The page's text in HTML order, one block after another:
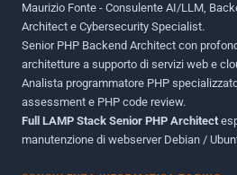
Maggio 2011
Dicembre 2010
Ottobre 2010
Maggio 2010
Maurizio Fonte - Consulente AI/LLM,
Architect e Cybersecurity Specialist.
Senior PHP Backend Architect con
architetture a supporto di servizi web e
Analista programmatore PHP
assessment e PHP code review.
Full LAMP Stack Senior PHP Architect
manutenzione di webserver Debian /